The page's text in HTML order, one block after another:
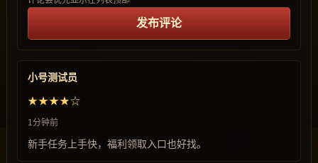
发布评论
小号测试员
★★★★☆
1分钟前
新手任务上手快，福利领取入口也好找。